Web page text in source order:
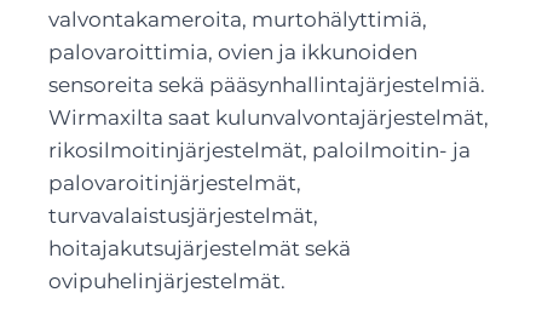
valvontakameroita, murtohälyttimiä,
palovaroittimia, ovien ja ikkunoiden
sensoreita sekä pääsynhallintajärjestelmiä.
Wirmaxilta saat kulunvalvontajärjestelmät,
rikosilmoitinjärjestelmät, paloilmoitin- ja
palovaroitinjärjestelmät,
turvavalaistusjärjestelmät,
hoitajakutsujärjestelmät sekä
ovipuhelinjärjestelmät.